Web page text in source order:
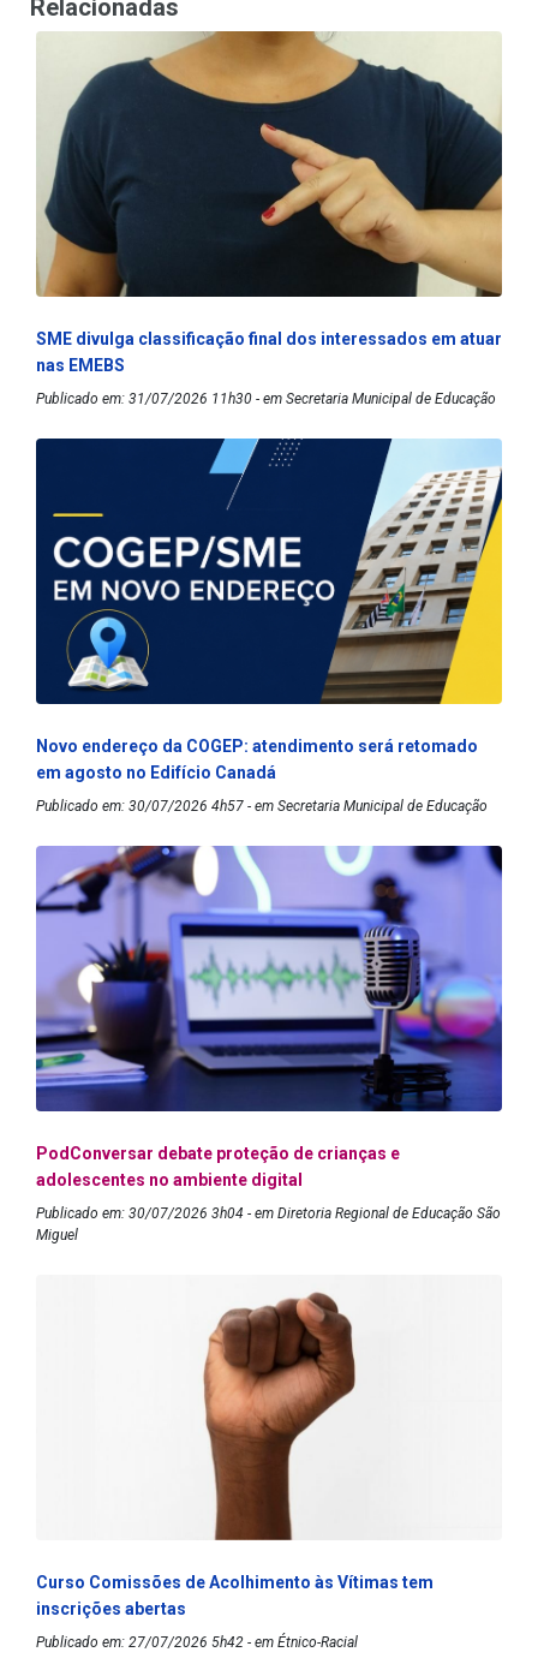
Relacionadas
SME divulga classificação final dos interessados em atuar
nas EMEBS
Publicado em: 31/07/2026 11h30 - em Secretaria Municipal de Educação
Novo endereço da COGEP: atendimento será retomado
em agosto no Edifício Canadá
Publicado em: 30/07/2026 4h57 - em Secretaria Municipal de Educação
PodConversar debate proteção de crianças e
adolescentes no ambiente digital
Publicado em: 30/07/2026 3h04 - em Diretoria Regional de Educação São
Miguel
Curso Comissões de Acolhimento às Vítimas tem
inscrições abertas
Publicado em: 27/07/2026 5h42 - em Étnico-Racial